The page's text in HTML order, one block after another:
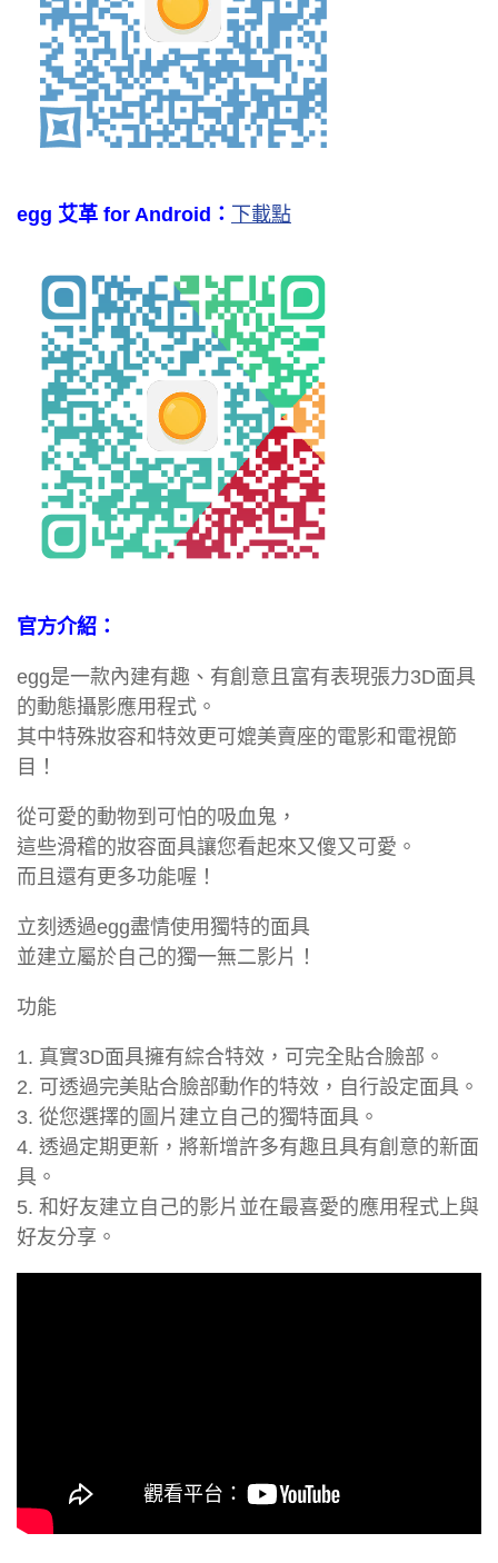
egg 艾革 for Android： 下載點
官方介紹：
egg是一款內建有趣、有創意且富有表現張力3D面具
的動態攝影應用程式。
其中特殊妝容和特效更可媲美賣座的電影和電視節
目！
從可愛的動物到可怕的吸血鬼，
這些滑稽的妝容面具讓您看起來又傻又可愛。
而且還有更多功能喔！
立刻透過egg盡情使用獨特的面具
並建立屬於自己的獨一無二影片！
功能
1. 真實3D面具擁有綜合特效，可完全貼合臉部。
2. 可透過完美貼合臉部動作的特效，自行設定面具。
3. 從您選擇的圖片建立自己的獨特面具。
4. 透過定期更新，將新增許多有趣且具有創意的新面
具。
5. 和好友建立自己的影片並在最喜愛的應用程式上與
好友分享。